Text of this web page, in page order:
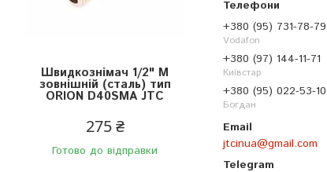
+380 (95) 731-78-79
Vodafon
+380 (97) 144-11-71
Київстар
+380 (95) 022-53-10
Богдан
jtcinua@gmail.com
Швидкознімач 1/2" M
зовнішній (сталь) тип
ORION D40SMA JTC
275 ₴
Готово до відправки